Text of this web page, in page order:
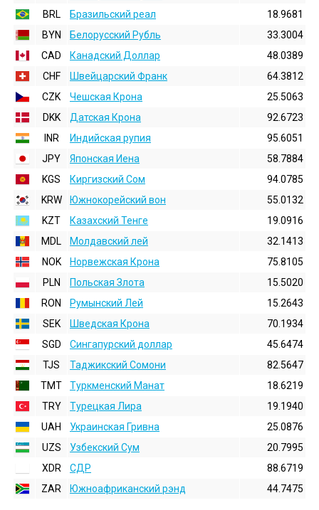
BRL
Бразильский реал
18.9681
BYN
Белорусский Рубль
33.3004
CAD
Канадский Доллар
48.0389
CHF
Швейцарский Франк
64.3812
CZK
Чешская Крона
25.5063
DKK
Датская Крона
92.6723
INR
Индийская pупия
95.6051
JPY
Японская Иена
58.7884
KGS
Киргизский Сом
94.0785
KRW
Южнокорейский вон
55.0132
KZT
Казахский Тенге
19.0916
MDL
Молдавский лей
32.1413
NOK
Норвежская Крона
75.8105
PLN
Польская Злота
15.5020
RON
Румынский Лей
15.2643
SEK
Шведская Крона
70.1934
SGD
Сингапурский доллар
45.6474
TJS
Таджикский Сомони
82.5647
TMT
Туркменский Манат
18.6219
TRY
Турецкая Лира
19.1940
UAH
Украинская Гривна
25.0876
UZS
Узбекский Сум
20.7995
XDR
СДР
88.6719
ZAR
Южноафриканский рэнд 44.7475